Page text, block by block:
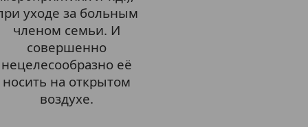
уходе за больным
членом семьи. И
совершенно
нецелесообразно её
носить на открытом
воздухе.